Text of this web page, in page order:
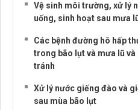
Vệ sinh môi trường, xử lý
uống, sinh hoạt sau mưa
Các bệnh đường hô hấp
trong bão lụt và mưa lũ và
tránh
Xử lý nước giếng đào và
sau mùa bão lụt